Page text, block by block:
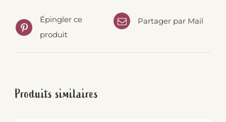
Épingler ce
produit
Partager par Mail
Produits similaires